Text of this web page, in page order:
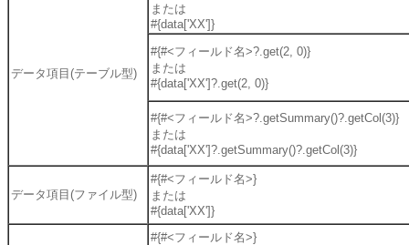
データ項目(テーブル型)
または
#{data['XX']}
#{#<フィールド名>?.get(2, 0)}
または
#{data['XX']?.get(2, 0)}
#{#<フィールド名>?.getSummary()?.getCol(3)}
または
#{data['XX']?.getSummary()?.getCol(3)}
データ項目(ファイル型)
#{#<フィールド名>}
または
#{data['XX']}
#{#<フィールド名>}